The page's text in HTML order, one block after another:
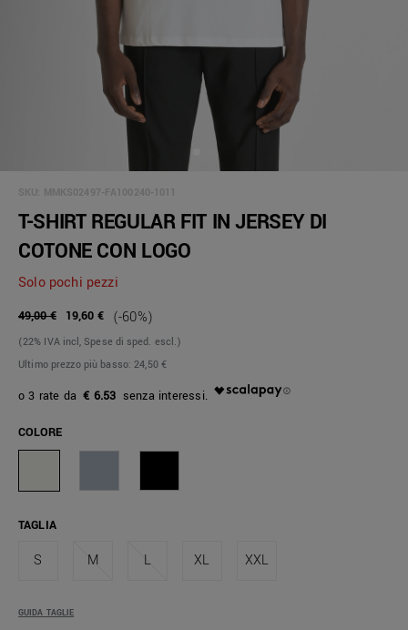
SKU: MMKS02497-FA100240-1011
T-SHIRT REGULAR FIT IN JERSEY DI
COTONE CON LOGO
Solo pochi pezzi
49,00 € 19,60 € (-60%)
(22% IVA incl, Spese di sped. escl.)
Ultimo prezzo più basso:24,50 €
€ 6.53
COLORE
TAGLIA
S M L XL XXL
GUIDA TAGLIE